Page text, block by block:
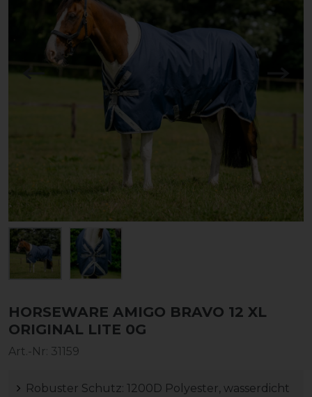
HORSEWARE AMIGO BRAVO 12 XL
ORIGINAL LITE 0G
Art.-Nr: 31159
Robuster Schutz: 1200D Polyester, wasserdicht